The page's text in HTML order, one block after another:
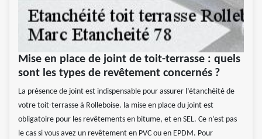
Mise en place de joint de toit-terrasse : quels
sont les types de revêtement concernés ?
La présence de joint est indispensable pour assurer l’étanchéité de
votre toit-terrasse à Rolleboise. la mise en place du joint est
obligatoire pour les revêtements en bitume, et en SEL. Ce n’est pas
le cas si vous avez un revêtement en PVC ou en EPDM. Pour